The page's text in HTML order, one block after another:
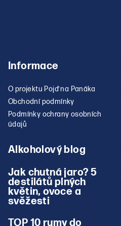
Informace
O projektu Pojď na Panáka
Obchodní podmínky
Podmínky ochrany osobních
údajů
Alkoholový blog
Jak chutná jaro? 5
destilátů plných
květin, ovoce a
svěžesti
TOP 10 rumy do